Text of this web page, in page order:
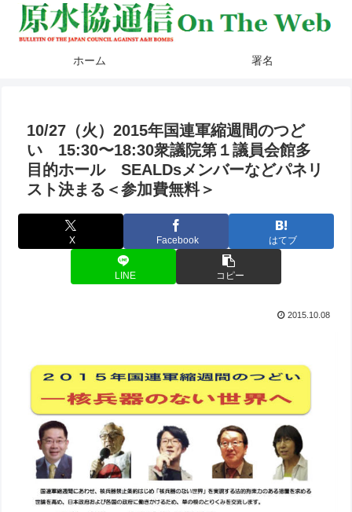
ホーム 署名
10/27（火）2015年国連軍縮週間のつど
い 15:30〜18:30衆議院第１議員会館多
目的ホール SEALDsメンバーなどパネリ
スト決まる＜参加費無料＞
X Facebook はてブ
LINE コピー
2015.10.08